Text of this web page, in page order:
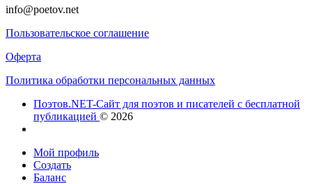
info@poetov.net
Пользовательское соглашение
Оферта
Политика обработки персональных данных
Поэтов.NET-Сайт для поэтов и писателей с бесплатной
публикацией © 2026
Мой профиль
Создать
Баланс